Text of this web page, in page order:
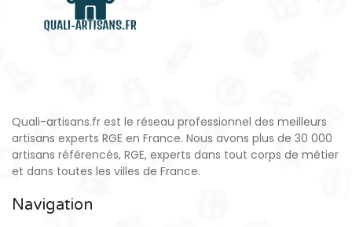
Quali-artisans.fr est le réseau professionnel des meilleurs
artisans experts RGE en France. Nous avons plus de 30 000
artisans référencés, RGE, experts dans tout corps de métier
et dans toutes les villes de France.
Navigation